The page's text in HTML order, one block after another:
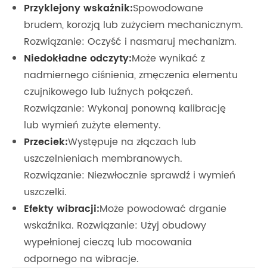
Przyklejony wskaźnik:Spowodowane
brudem, korozją lub zużyciem mechanicznym.
Rozwiązanie: Oczyść i nasmaruj mechanizm.
Niedokładne odczyty:Może wynikać z
nadmiernego ciśnienia, zmęczenia elementu
czujnikowego lub luźnych połączeń.
Rozwiązanie: Wykonaj ponowną kalibrację
lub wymień zużyte elementy.
Przeciek:Występuje na złączach lub
uszczelnieniach membranowych.
Rozwiązanie: Niezwłocznie sprawdź i wymień
uszczelki.
Efekty wibracji:Może powodować drganie
wskaźnika. Rozwiązanie: Użyj obudowy
wypełnionej cieczą lub mocowania
odpornego na wibracje.